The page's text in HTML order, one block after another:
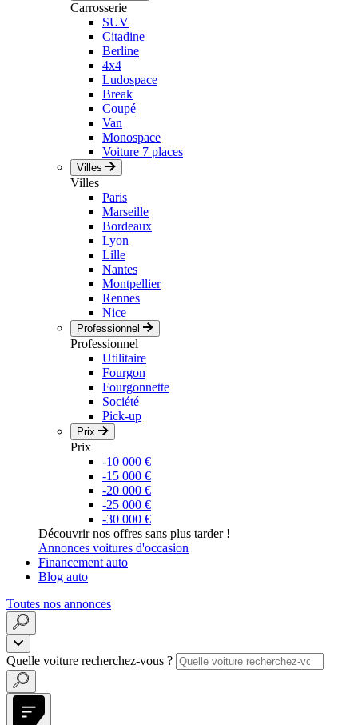
Carrosserie
SUV
Citadine
Berline
4x4
Ludospace
Break
Coupé
Van
Monospace
Voiture 7 places
Villes
Villes
Paris
Marseille
Bordeaux
Lyon
Lille
Nantes
Montpellier
Rennes
Nice
Professionnel
Professionnel
Utilitaire
Fourgon
Fourgonnette
Société
Pick-up
Prix
Prix
-10 000 €
-15 000 €
-20 000 €
-25 000 €
-30 000 €
Découvrir nos offres sans plus tarder !
Annonces voitures d'occasion
Financement auto
Blog auto
Toutes nos annonces
Quelle voiture recherchez-vous ?